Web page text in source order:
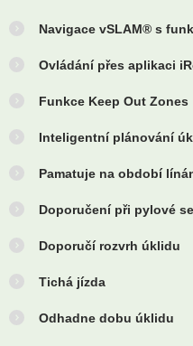
Navigace vSLAM® s
Ovládání přes aplikaci
Funkce Keep Out Zones
Inteligentní plánování
Pamatuje na období
Doporučení při pylové
Doporučí rozvrh úklidu
Tichá jízda
Odhadne dobu úklidu